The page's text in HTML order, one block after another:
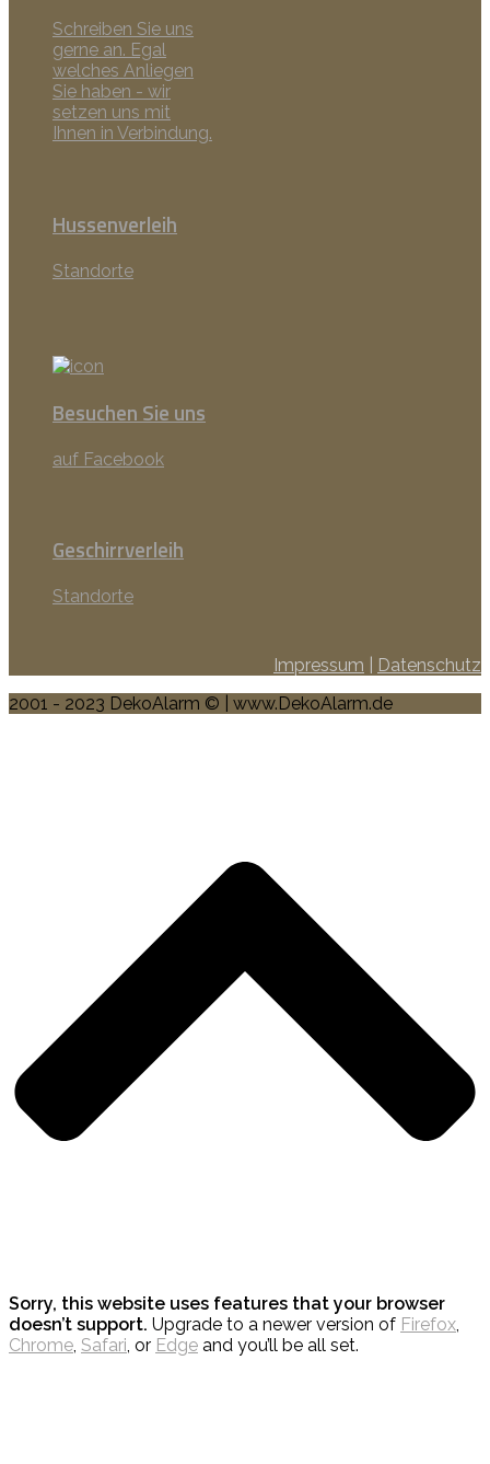
Schreiben Sie uns
gerne an. Egal
welches Anliegen
Sie haben - wir
setzen uns mit
Ihnen in Verbindung.
Hussenverleih
Standorte
Besuchen Sie uns
auf Facebook
Geschirrverleih
Standorte
Impressum
Datenschutz
2001 - 2023 DekoAlarm © | www.DekoAlarm.de
Sorry, this website uses features that your browser
doesn’t support. Upgrade to a newer version of Firefox,
Chrome, Safari, or Edge and you’ll be all set.